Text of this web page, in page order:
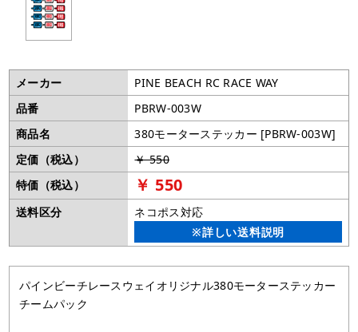
メーカー
PINE BEACH RC RACE WAY
品番
PBRW-003W
商品名
380モーターステッカー [PBRW-003W]
定価（税込）
￥ 550
特価（税込）
￥ 550
送料区分
ネコポス対応
※詳しい送料説明
パインビーチレースウェイオリジナル380モーターステッカー
チームパック